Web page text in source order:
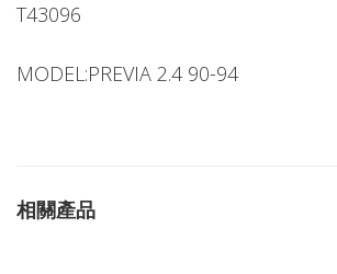
T43096
MODEL:PREVIA 2.4 90-94
相關產品